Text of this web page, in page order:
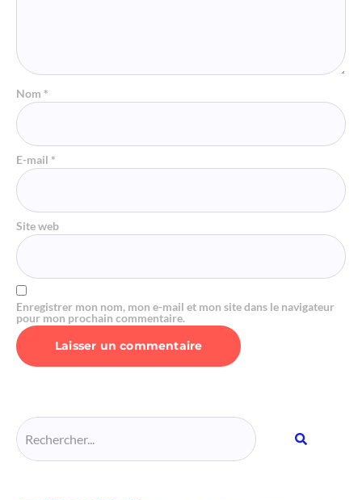
Nom *
E-mail *
Site web
Enregistrer mon nom, mon e-mail et mon site dans le navigateur
pour mon prochain commentaire.